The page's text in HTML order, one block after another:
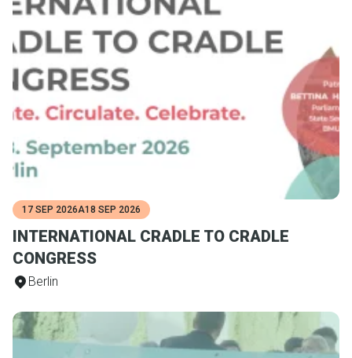
17 SEP 2026A18 SEP 2026
INTERNATIONAL CRADLE TO CRADLE
CONGRESS
Berlin